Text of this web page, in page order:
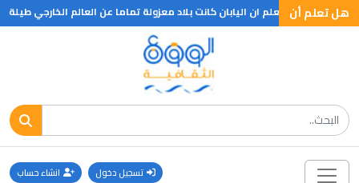
هل تعلم أن
.. ؟ هل تعلم ان اليابان كانت بلاد معزولة تماما عن العالم الخارجي طيلة 250 عام فقد كان لايسمح لاي اجنبي سوى بعض التجار الهولنديين بدخول البلاد كما لم يكن مسموح حتى لاهل البلاد الاصليين من مغادرة بلادهم
تسجيل دخول انشاء حساب